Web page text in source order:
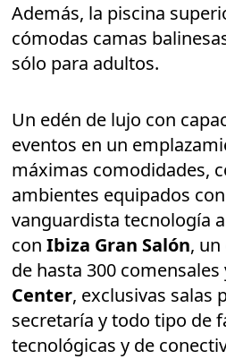
Además, la piscina
cómodas camas
sólo para adultos.
Un edén de lujo con
eventos en un
máximas comodidades,
ambientes equipados
vanguardista tecnología
conIbiza Gran Salón,
de hasta 300 comensales
Center, exclusivas salas
secretaría y todo tipo de
tecnológicas y de